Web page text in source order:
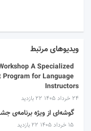
ویدیوهای مرتبط
A Specialized
for Language
Instructors
۲۴ خرداد ۱۴۰۵ 22 بازدید
گوشه‌ای از ویژه برنامه‌ی
۱۵ خرداد ۱۴۰۵ 22 بازدید